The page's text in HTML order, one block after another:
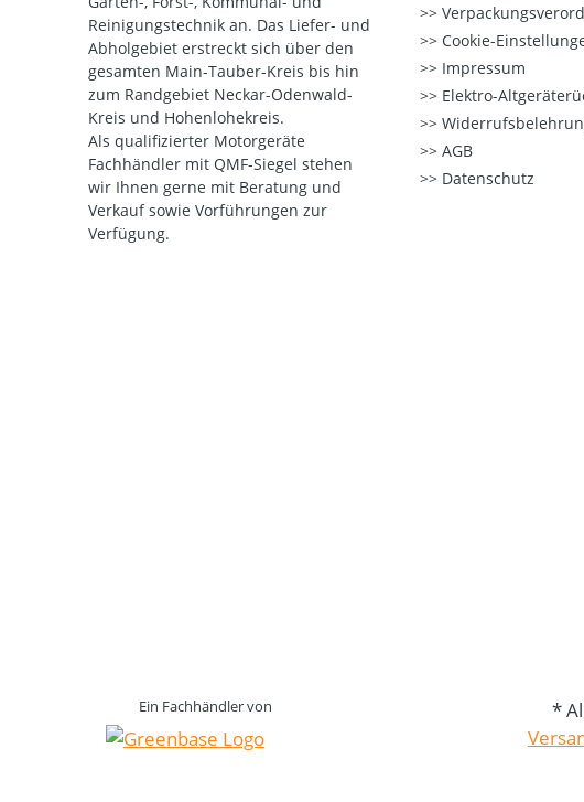
Reinigungstechnik an. Das Liefer- und
Abholgebiet erstreckt sich über den
gesamten Main-Tauber-Kreis bis hin
zum Randgebiet Neckar-Odenwald-
Kreis und Hohenlohekreis.
Als qualifizierter Motorgeräte
Fachhändler mit QMF-Siegel stehen
wir Ihnen gerne mit Beratung und
Verkauf sowie Vorführungen zur
Verfügung.
Cookie-
Impressum
Elektro-
AGB
Datenschutz
Ein Fachhändler von
*